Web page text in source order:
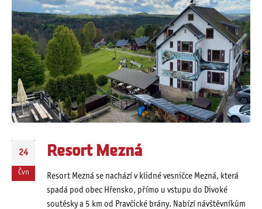
24
Čvn
Resort Mezná
Resort Mezná se nachází v klidné vesničce Mezná, která
spadá pod obec Hřensko, přímo u vstupu do Divoké
soutěsky a 5 km od Pravčické brány. Nabízí návštěvníkům